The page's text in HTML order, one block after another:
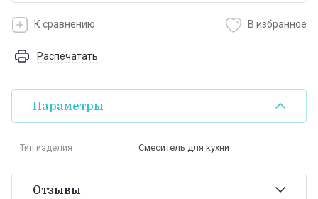
К сравнению В избранное
Распечатать
Параметры
Тип изделия Смеситель для кухни
Отзывы